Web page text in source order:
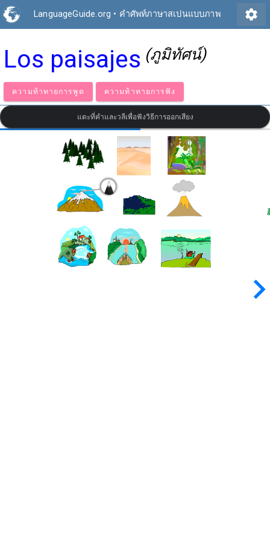
LanguageGuide.org • คำศัพท์ภาษาสเปนแบบภาพ settings
Los paisajes (ภูมิทัศน์)
ความท้าทายการพูด ความท้าทายการฟัง
แตะที่คำและวลีเพื่อฟังวิธีการออกเสียง